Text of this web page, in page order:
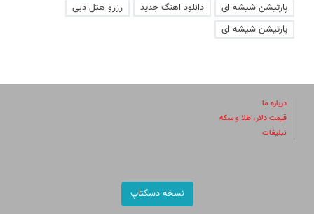
پارتیشن شیشه ای
دانلود اهنگ جدید
رزرو هتل دبی
پارتیشن شیشه ای
درباره ما
قیمت دلار، طلا و سکه
تبلیغات
نسخه دسکتاپ